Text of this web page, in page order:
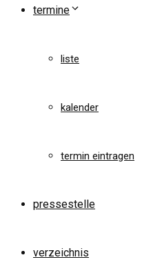
termine
liste
kalender
termin eintragen
pressestelle
verzeichnis